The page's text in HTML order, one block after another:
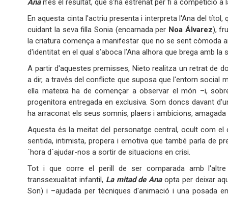
Anan’és el resultat, que s'ha estrenat per fi a competició a
En aquesta cinta l'actriu presenta i interpreta l'Ana del
cuidant la seva filla Sonia (encarnada per Noa Álvarez),
la criatura comença a manifestar que no se sent còmoda
d'identitat en el qual s’aboca l’Ana alhora que brega amb la
A partir d'aquestes premisses, Nieto realitza un retrat de
a dir, a través del conflicte que suposa que l'entorn social
ella mateixa ha de començar a observar el món –i,
progenitora entregada en exclusiva. Som doncs davant
ha arraconat els seus somnis, plaers i ambicions,
Aquesta és la meitat del personatge central, ocult com
sentida, intimista, propera i emotiva que també parla de
´hora d´ajudar-nos a sortir de situacions en crisi.
Tot i que corre el perill de ser comparada amb
transsexualitat infantil, La mitad de Anaopta per deixar
Son) i –ajudada per tècniques d'animació i una posada